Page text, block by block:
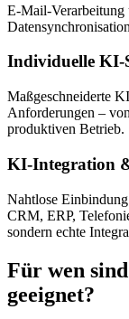
E-Mail-
Individuelle KI-
Maßgeschneiderte
Anforderungen –
produktiven Betrieb.
KI-Integration
Nahtlose
CRM, ERP,
sondern echte
Für wen
geeignet?